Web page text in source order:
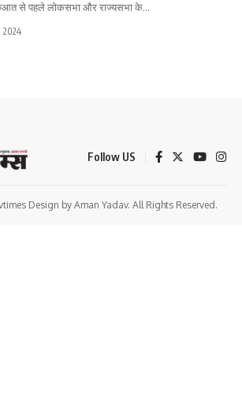
से पहले लोकसभा और राज्यसभा के…
2024
Follow US
Design by Aman Yadav. All Rights Reserved.